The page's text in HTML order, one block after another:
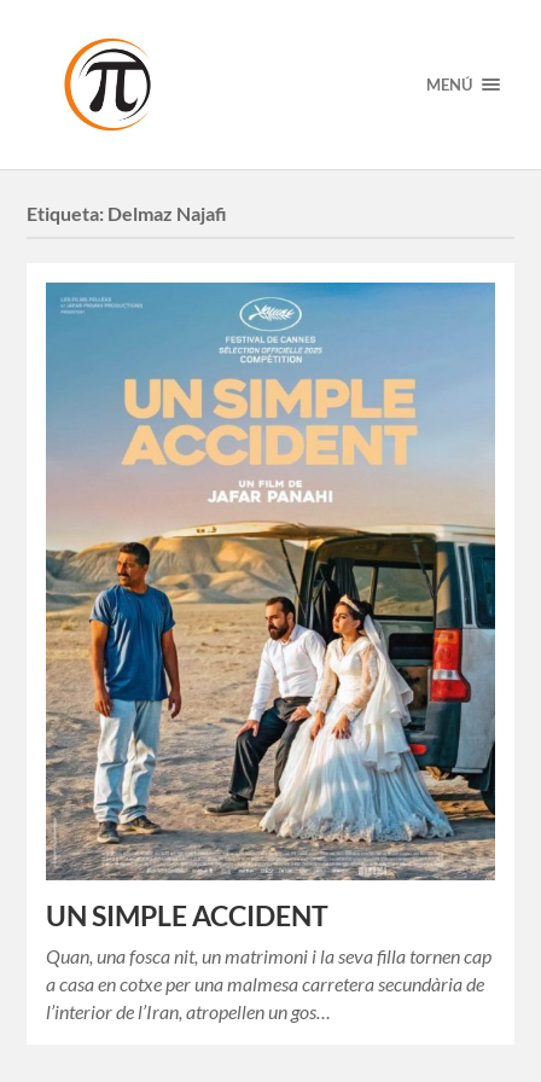
MENÚ
Etiqueta: Delmaz Najafi
UN SIMPLE ACCIDENT
Quan, una fosca nit, un matrimoni i la seva filla tornen cap
a casa en cotxe per una malmesa carretera secundària de
l’interior de l’Iran, atropellen un gos…